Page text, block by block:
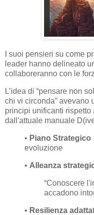
I suoi pensieri su come
leader hanno delineato
collaboreranno con le
L’idea di “pensare non
chi vi circonda” avevano
principi unificanti
dall'attuale manuale
• Piano Strategico
evoluzione
• Alleanza
“Conoscere
accadono
• Resilienza